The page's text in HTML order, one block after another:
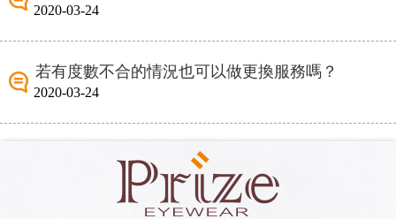
2020-03-24
若有度數不合的情況也可以做更換服務嗎？
2020-03-24